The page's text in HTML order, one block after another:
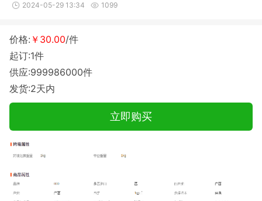
2024-05-29 13:34 1099
价格: ￥30.00/件
起订:1件
供应:999986000件
发货:2天内
立即购买